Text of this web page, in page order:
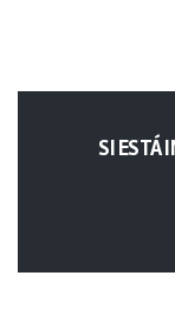
SI ESTÁ